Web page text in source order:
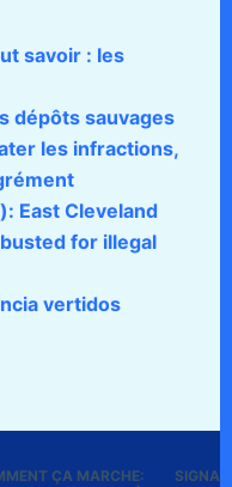
savoir : les
dépôts sauvages
les infractions,
East Cleveland
for illegal
vertidos
ÇA MARCHE: